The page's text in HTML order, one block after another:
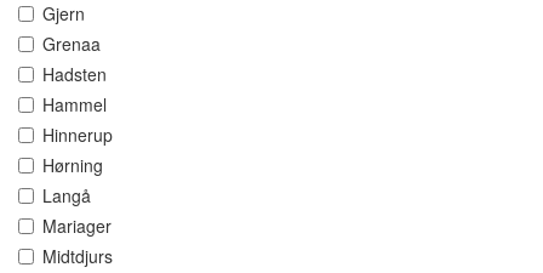
Gjern
Grenaa
Hadsten
Hammel
Hinnerup
Hørning
Langå
Mariager
Midtdjurs